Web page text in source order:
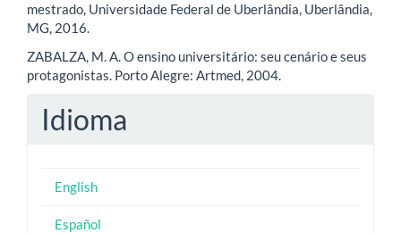
mestrado, Universidade Federal de Uberlândia, Uberlândia,
MG, 2016.
ZABALZA, M. A. O ensino universitário: seu cenário e seus
protagonistas. Porto Alegre: Artmed, 2004.
Idioma
English
Español